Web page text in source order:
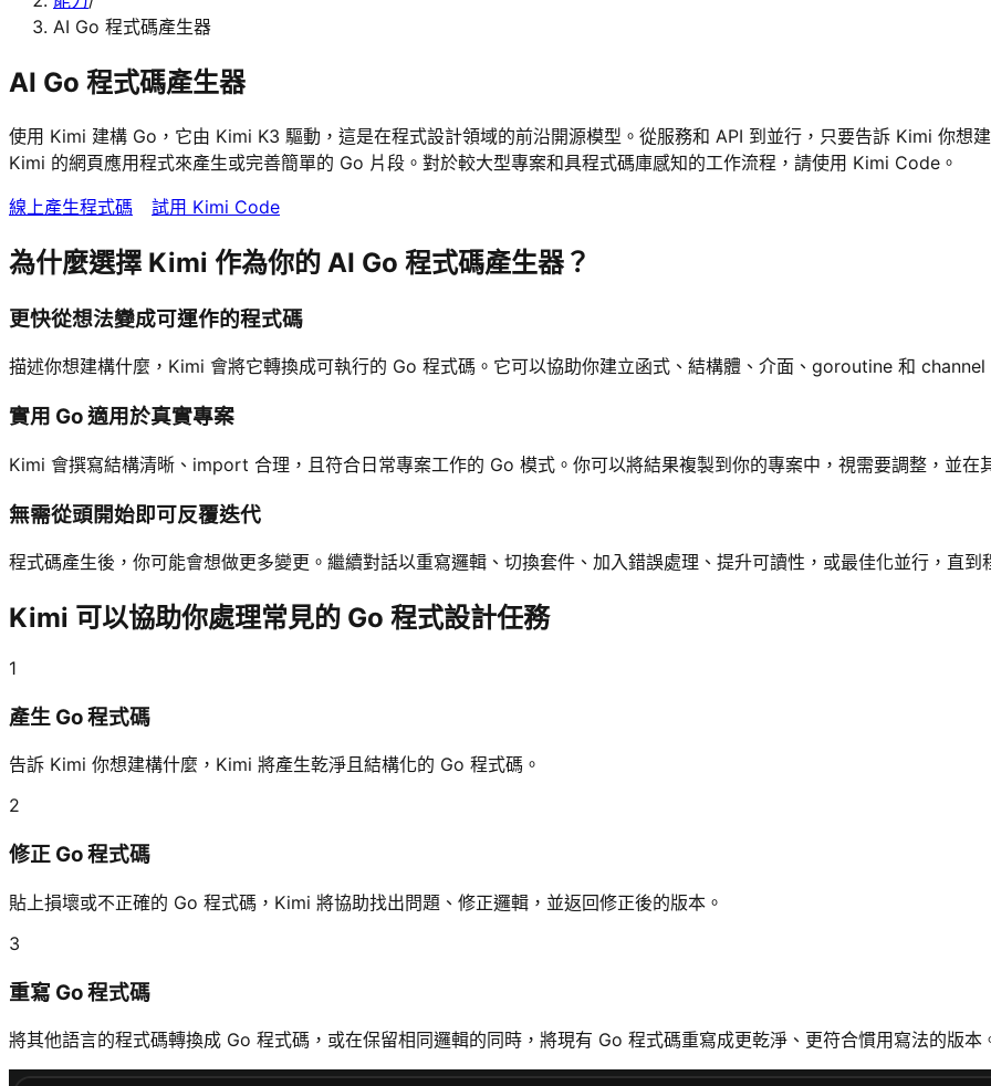
AI Go 程式碼產生器
AI Go 程式碼產生器
使用 Kimi 建構 Go，它由 Kimi K3 驅動，這是在程式設計領域的前沿開源模型。從服務和 API 到並行，只要告訴 Kimi 你想
Kimi 的網頁應用程式來產生或完善簡單的 Go 片段。對於較大型專案和具程式碼庫感知的工作流程，請使用 Kimi Code。
線上產生程式碼
試用 Kimi Code
為什麼選擇 Kimi 作為你的 AI Go 程式碼產生器？
更快從想法變成可運作的程式碼
描述你想建構什麼，Kimi 會將它轉換成可執行的 Go 程式碼。它可以協助你建立函式、結構體、介面、goroutine 和
實用 Go 適用於真實專案
Kimi 會撰寫結構清晰、import 合理，且符合日常專案工作的 Go 模式。你可以將結果複製到你的專案中，視需要調整，並在
無需從頭開始即可反覆迭代
程式碼產生後，你可能會想做更多變更。繼續對話以重寫邏輯、切換套件、加入錯誤處理、提升可讀性，或最佳化並行，直到
Kimi 可以協助你處理常見的 Go 程式設計任務
1
產生 Go 程式碼
告訴 Kimi 你想建構什麼，Kimi 將產生乾淨且結構化的 Go 程式碼。
2
修正 Go 程式碼
貼上損壞或不正確的 Go 程式碼，Kimi 將協助找出問題、修正邏輯，並返回修正後的版本。
3
重寫 Go 程式碼
將其他語言的程式碼轉換成 Go 程式碼，或在保留相同邏輯的同時，將現有 Go 程式碼重寫成更乾淨、更符合慣用寫法的版本